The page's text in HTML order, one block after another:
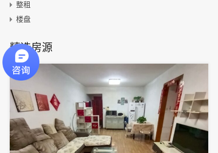
整租
楼盘
精选房源
精选